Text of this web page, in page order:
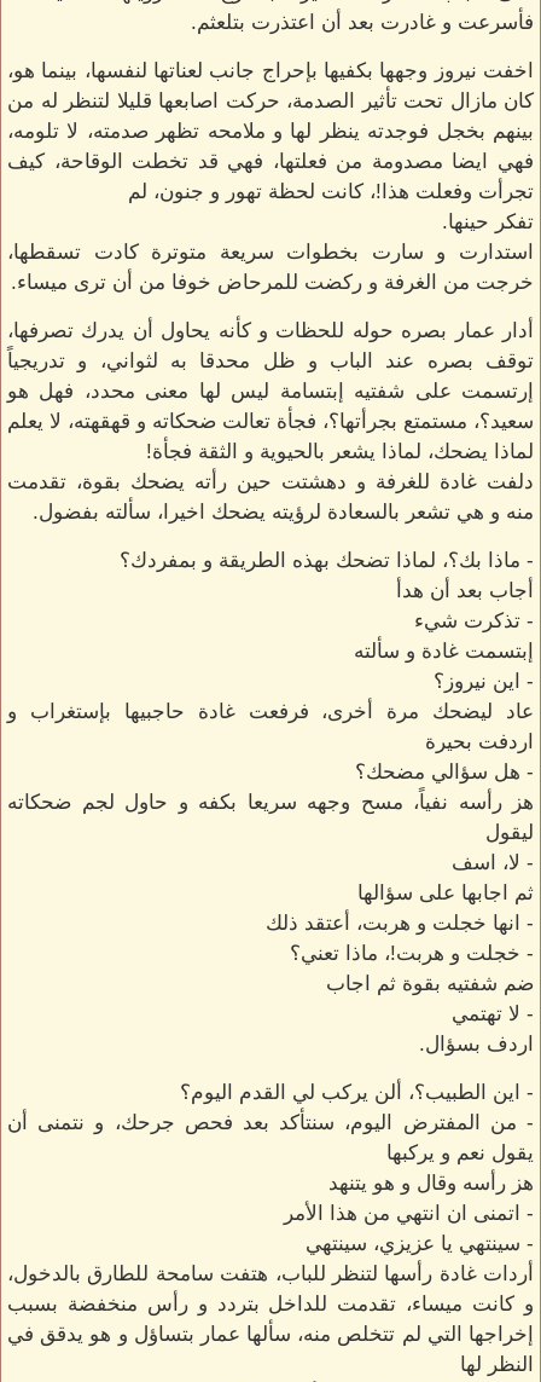
فأسرعت و غادرت بعد أن اعتذرت بتلعثم.
اخفت نيروز وجهها بكفيها بإحراج جانب لعناتها لنفسها، بينما هو،
كان مازال تحت تأثير الصدمة، حركت اصابعها قليلا لتنظر له من
بينهم بخجل فوجدته ينظر لها و ملامحه تظهر صدمته، لا تلومه،
فهي ايضا مصدومة من فعلتها، فهي قد تخطت الوقاحة، كيف
تجرأت وفعلت هذا!، كانت لحظة تهور و جنون، لم
تفكر حينها.
استدارت و سارت بخطوات سريعة متوترة كادت تسقطها،
خرجت من الغرفة و ركضت للمرحاض خوفا من أن ترى ميساء.
أدار عمار بصره حوله للحظات و كأنه يحاول أن يدرك تصرفها،
توقف بصره عند الباب و ظل محدقا به لثواني، و تدريجياً
إرتسمت على شفتيه إبتسامة ليس لها معنى محدد، فهل هو
سعيد؟، مستمتع بجرأتها؟، فجأة تعالت ضحكاته و قهقهته، لا يعلم
لماذا يضحك، لماذا يشعر بالحيوية و الثقة فجأة!
دلفت غادة للغرفة و دهشتت حين رأته يضحك بقوة، تقدمت
منه و هي تشعر بالسعادة لرؤيته يضحك اخيرا، سألته بفضول.
- ماذا بك؟، لماذا تضحك بهذه الطريقة و بمفردك؟
أجاب بعد أن هدأ
- تذكرت شيء
إبتسمت غادة و سألته
- اين نيروز؟
عاد ليضحك مرة أخرى، فرفعت غادة حاجبيها بإستغراب و
اردفت بحيرة
- هل سؤالي مضحك؟
هز رأسه نفياً، مسح وجهه سريعا بكفه و حاول لجم ضحكاته
ليقول
- لا، اسف
ثم اجابها على سؤالها
- انها خجلت و هربت، أعتقد ذلك
- خجلت و هربت!، ماذا تعني؟
ضم شفتيه بقوة ثم اجاب
- لا تهتمي
اردف بسؤال.
- اين الطبيب؟، ألن يركب لي القدم اليوم؟
- من المفترض اليوم، سنتأكد بعد فحص جرحك، و نتمنى أن
يقول نعم و يركبها
هز رأسه وقال و هو يتنهد
- اتمنى ان انتهي من هذا الأمر
- سينتهي يا عزيزي، سينتهي
أردات غادة رأسها لتنظر للباب، هتفت سامحة للطارق بالدخول،
و كانت ميساء، تقدمت للداخل بتردد و رأس منخفضة بسبب
إخراجها التي لم تتخلص منه، سألها عمار بتساؤل و هو يدقق في
النظر لها